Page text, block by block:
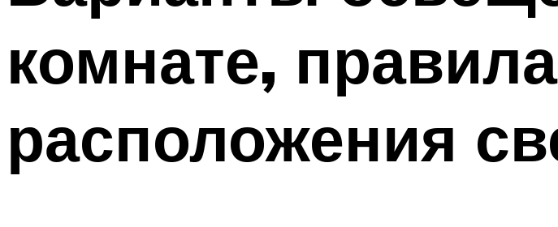
комнате,
расположения